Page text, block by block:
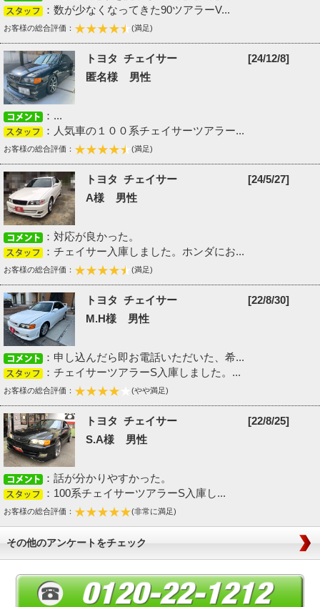
：数が少なくなってきた90ツアラーV...
お客様の総合評価： (満足)
トヨタ チェイサー
[24/12/8]
匿名様 男性
：...
：人気車の１００系チェイサーツアラー...
お客様の総合評価： (満足)
トヨタ チェイサー
[24/5/27]
A様 男性
：対応が良かった。
：チェイサー入庫しました。ホンダにお...
お客様の総合評価： (満足)
トヨタ チェイサー
[22/8/30]
M.H様 男性
：申し込んだら即お電話いただいた、希...
：チェイサーツアラーS入庫しました。...
お客様の総合評価： (やや満足)
トヨタ チェイサー
[22/8/25]
S.A様 男性
：話が分かりやすかった。
：100系チェイサーツアラーS入庫し...
お客様の総合評価： (非常に満足)
その他のアンケートをチェック